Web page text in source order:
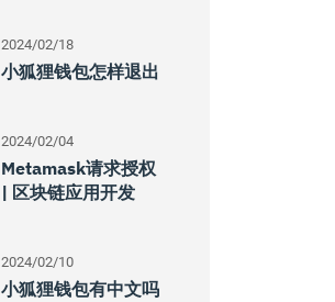
2024/02/18
小狐狸钱包怎样退出
2024/02/04
Metamask请求授权
| 区块链应用开发
2024/02/10
小狐狸钱包有中文吗